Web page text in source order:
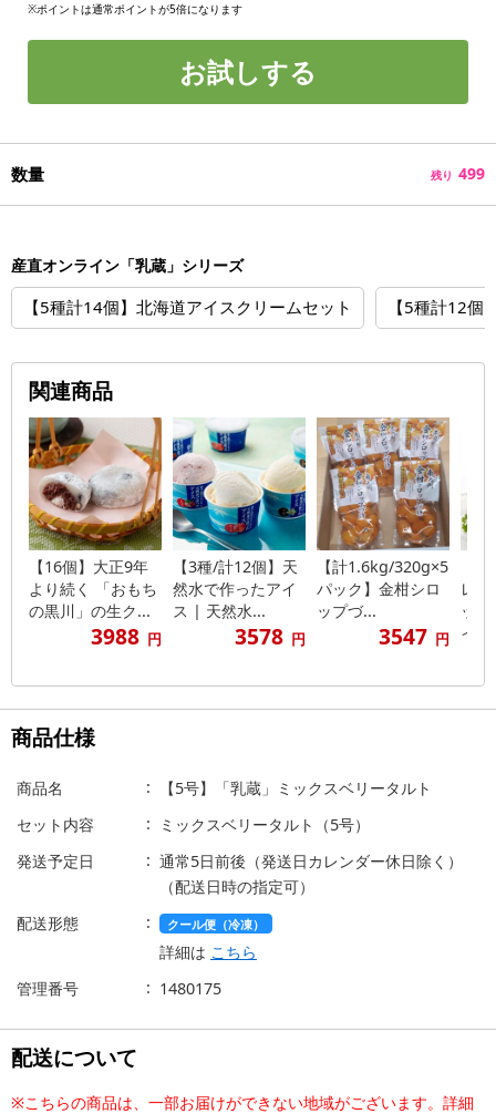
※ポイントは通常ポイントが5倍になります
お試しする
数量 残り 499
産直オンライン「乳蔵」シリーズ
【5種計14個】北海道アイスクリームセット 【5種計12個
関連商品
【16個】大正9年
より続く 「おもち
の黒川」の生ク...
3988 円
【3種/計12個】天
然水で作ったアイ
ス | 天然水...
3578 円
【計1.6kg/320g×5
パック】金柑シロ
ップづ...
3547 円
レ
ッ
イ...
商品仕様
商品名
【5号】「乳蔵」ミックスベリータルト
セット内容
ミックスベリータルト（5号）
発送予定日
通常5日前後（発送日カレンダー休日除く）
（配送日時の指定可）
配送形態
クール便（冷凍）
詳細は こちら
管理番号
1480175
配送について
※こちらの商品は、一部お届けができない地域がございます。詳細